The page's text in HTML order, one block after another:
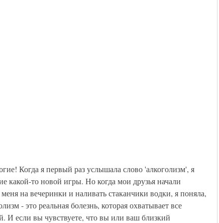
Когда я первый раз услышала слово 'алкоголизм', я
какой-то новой игры. Но когда мои друзья начали
на вечеринки и наливать стаканчики водки, я поняла,
- это реальная болезнь, которая охватывает все
И если вы чувствуете, что вы или ваш близкий